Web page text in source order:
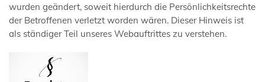
wurden geändert, soweit hierdurch die Persönlichkeitsrechte
der Betroffenen verletzt worden wären. Dieser Hinweis ist
als ständiger Teil unseres Webauftrittes zu verstehen.